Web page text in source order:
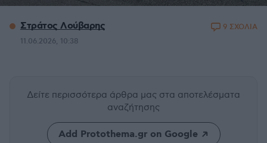
Στράτος Λούβαρης
11.06.2026, 10:38
9 ΣΧΟΛΙΑ
Δείτε περισσότερα άρθρα μας στα αποτελέσματα
αναζήτησης
Add Protothema.gr on Google